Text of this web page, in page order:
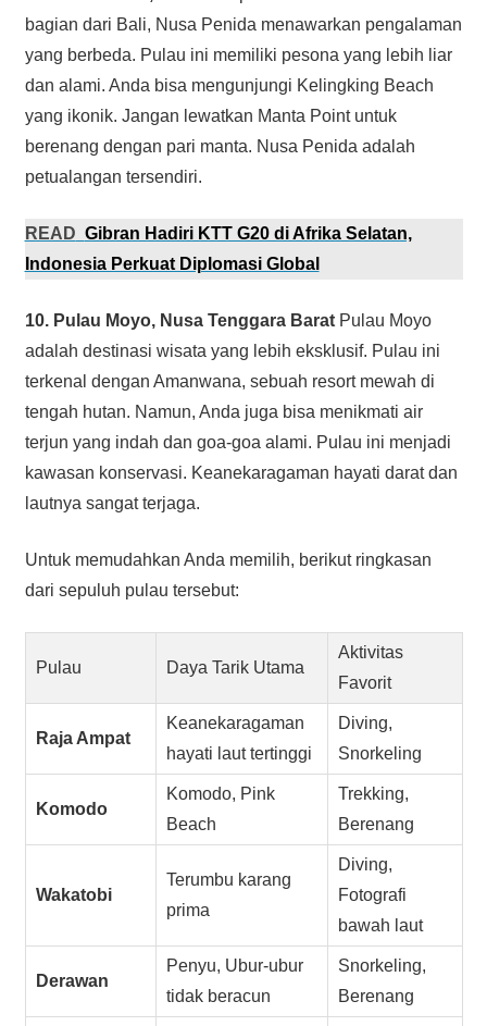
bagian dari Bali, Nusa Penida menawarkan pengalaman
yang berbeda. Pulau ini memiliki pesona yang lebih liar
dan alami. Anda bisa mengunjungi Kelingking Beach
yang ikonik. Jangan lewatkan Manta Point untuk
berenang dengan pari manta. Nusa Penida adalah
petualangan tersendiri.
READ Gibran Hadiri KTT G20 di Afrika Selatan,
Indonesia Perkuat Diplomasi Global
10. Pulau Moyo, Nusa Tenggara BaratPulau Moyo
adalah destinasi wisata yang lebih eksklusif. Pulau ini
terkenal dengan Amanwana, sebuah resort mewah di
tengah hutan. Namun, Anda juga bisa menikmati air
terjun yang indah dan goa-goa alami. Pulau ini menjadi
kawasan konservasi. Keanekaragaman hayati darat dan
lautnya sangat terjaga.
Untuk memudahkan Anda memilih, berikut ringkasan
dari sepuluh pulau tersebut:
Pulau Daya Tarik Utama
Aktivitas
Favorit
Raja Ampat
Keanekaragaman
hayati laut tertinggi
Diving,
Snorkeling
Komodo
Komodo, Pink
Beach
Trekking,
Berenang
Wakatobi
Terumbu karang
prima
Diving,
Fotografi
bawah laut
Derawan
Penyu, Ubur-ubur
tidak beracun
Snorkeling,
Berenang